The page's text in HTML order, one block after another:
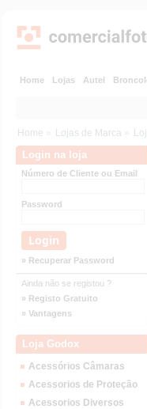
Home Lojas Autel
Home » Lojas de Marca »
Login na loja
Número de Cliente ou Email
Password
» Recuperar Password
Ainda não se registou ?
» Registo Gratuito
» Vantagens
Loja Godox
Acessórios Câmaras
Acessorios de Proteção
Acessorios Diversos